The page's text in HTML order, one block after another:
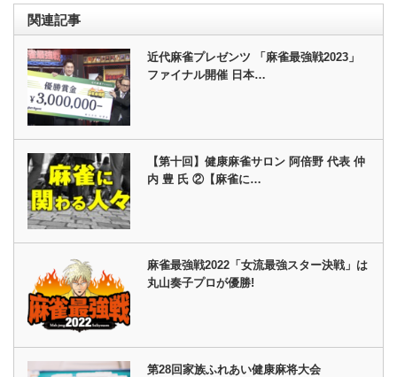
関連記事
近代麻雀プレゼンツ 「麻雀最強戦2023」
ファイナル開催 日本…
【第十回】健康麻雀サロン 阿倍野 代表 仲
内 豊 氏 ②【麻雀に…
麻雀最強戦2022「女流最強スター決戦」は
丸山奏子プロが優勝!
第28回家族ふれあい健康麻将大会